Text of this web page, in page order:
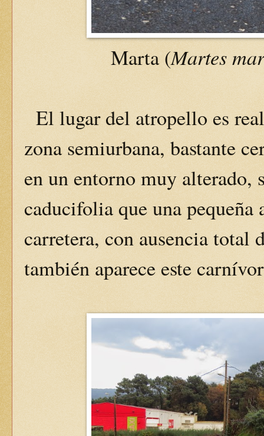
Marta (Martes
El lugar del atropello es
zona semiurbana, bastante
en un entorno muy alterado,
caducifolia que una
carretera, con ausencia total
también aparece este